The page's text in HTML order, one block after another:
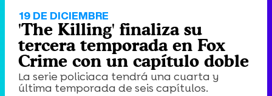
19 DE DICIEMBRE
'The Killing' finaliza su
tercera temporada en Fox
Crime con un capítulo doble
La serie policiaca tendrá una cuarta y
última temporada de seis capítulos.